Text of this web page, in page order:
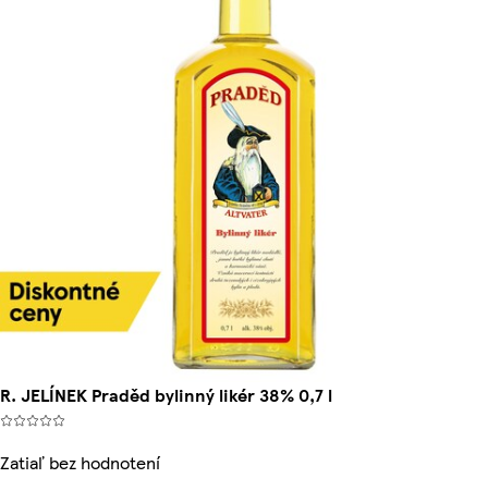
R. JELÍNEK Praděd bylinný likér 38% 0,7 l
Zatiaľ bez hodnotení